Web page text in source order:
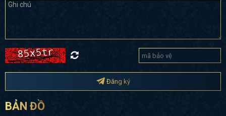
Đăng ký
BẢN ĐỒ